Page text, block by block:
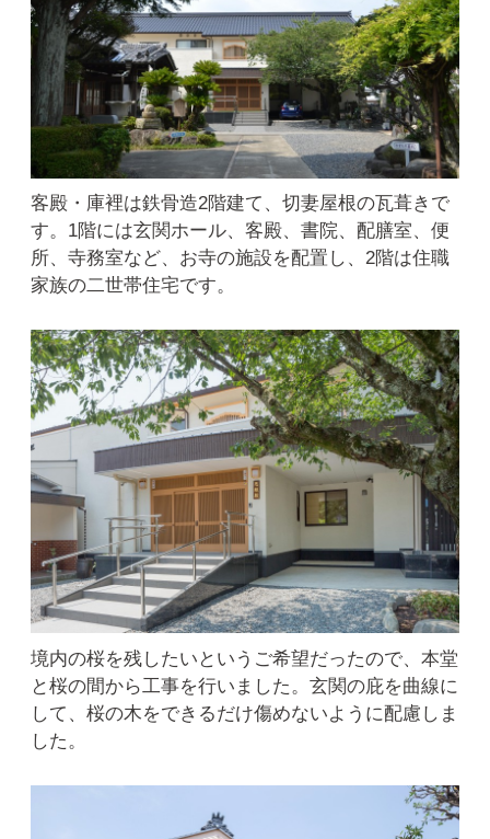
客殿・庫裡は鉄骨造2階建て、切妻屋根の瓦葺きで
す。1階には玄関ホール、客殿、書院、配膳室、便
所、寺務室など、お寺の施設を配置し、2階は住職
家族の二世帯住宅です。
境内の桜を残したいというご希望だったので、本堂
と桜の間から工事を行いました。玄関の庇を曲線に
して、桜の木をできるだけ傷めないように配慮しま
した。